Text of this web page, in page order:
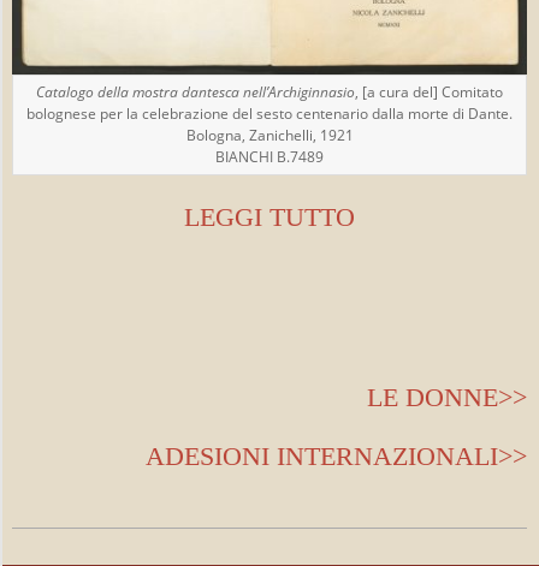
Catalogo della mostra dantesca nell’Archiginnasio, [a cura del] Comitato
bolognese per la celebrazione del sesto centenario dalla morte di Dante.
Bologna, Zanichelli, 1921
BIANCHI B.7489
LEGGI TUTTO
LE DONNE>>
ADESIONI INTERNAZIONALI>>